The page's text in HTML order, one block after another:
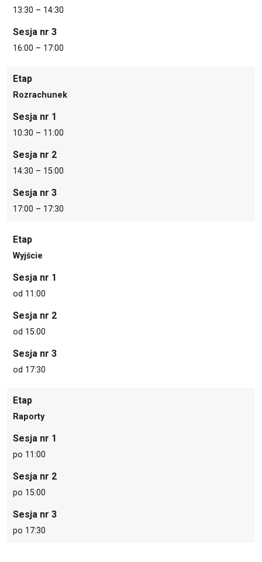
13:30 – 14:30
Sesja nr 3
16:00 – 17:00
Etap
Rozrachunek
Sesja nr 1
10:30 – 11:00
Sesja nr 2
14:30 – 15:00
Sesja nr 3
17:00 – 17:30
Etap
Wyjście
Sesja nr 1
od 11:00
Sesja nr 2
od 15:00
Sesja nr 3
od 17:30
Etap
Raporty
Sesja nr 1
po 11:00
Sesja nr 2
po 15:00
Sesja nr 3
po 17:30